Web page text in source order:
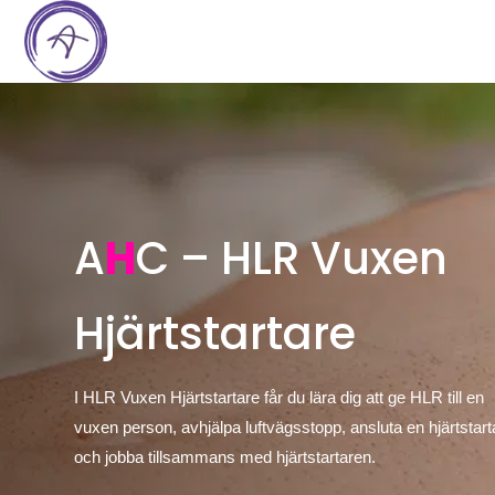
AHC – HLR Vuxen
Hjärtstartare
I HLR Vuxen Hjärtstartare får du lära dig att ge HLR till en
vuxen person, avhjälpa luftvägsstopp, ansluta en
och jobba tillsammans med hjärtstartaren.